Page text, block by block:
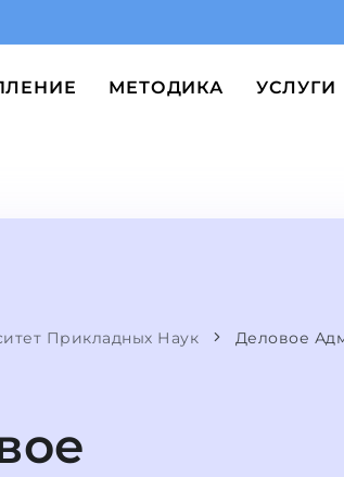
МЕТОДИКА УСЛУГИ
Прикладных Наук
Деловое